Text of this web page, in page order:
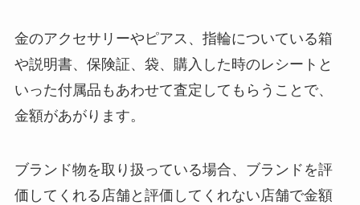
金のアクセサリーやピアス、指輪についている箱
や説明書、保険証、袋、購入した時のレシートと
いった付属品もあわせて査定してもらうことで、
金額があがります。
ブランド物を取り扱っている場合、ブランドを評
価してくれる店舗と評価してくれない店舗で金額